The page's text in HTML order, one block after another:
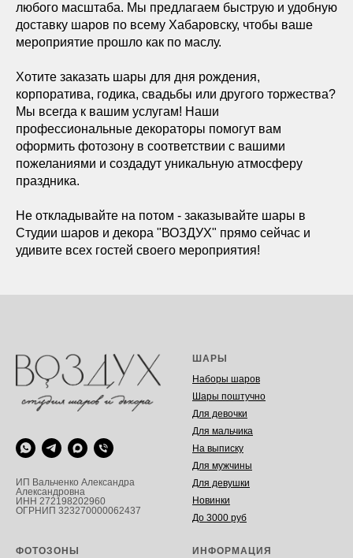
любого масштаба. Мы предлагаем быструю и удобную
доставку шаров по всему Хабаровску, чтобы ваше
мероприятие прошло как по маслу.
Хотите заказать шары для дня рождения,
корпоратива, годика, свадьбы или другого торжества?
Мы всегда к вашим услугам! Наши
профессиональные декораторы помогут вам
оформить фотозону в соответствии с вашими
пожеланиями и создадут уникальную атмосферу
праздника.
Не откладывайте на потом - заказывайте шары в
Студии шаров и декора "ВОЗДУХ" прямо сейчас и
удивите всех гостей своего мероприятия!
ИП Вальченко Александра
Александровна
ИНН 272198202960
ОГРНИП 323270000062437
ШАРЫ
Наборы шаров
Шары поштучно
Для девочки
Для мальчика
На выписку
Для мужчины
Для девушки
Новинки
До 3000 руб
ФОТОЗОНЫ
ИНФОРМАЦИЯ